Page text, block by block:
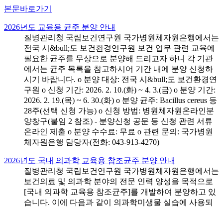
본문바로가기
2026년도 교육용 균주 분양 안내
질병관리청 국립보건연구원 국가병원체자원은행에서는
전국 시&bull;도 보건환경연구원 보건 업무 관련 교육에
필요한 균주를 무상으로 분양해 드리고자 하니 각 기관
에서는 균주 목록을 참고하시어 기간 내에 분양 신청하
시기 바랍니다. o 분양 대상: 전국 시&bull;도 보건환경연
구원 o 신청 기간: 2026. 2. 10.(화) ~ 4. 3.(금) o 분양 기간:
2026. 2. 19.(목) ~ 6. 30.(화) o 분양 균주: Bacillus cereus 등
28주(선택 신청 가능) o 신청 방법: 병원체자원온라인분
양창구(붙임 2 참조) - 분양신청 공문 등 신청 관련 서류
온라인 제출 o 분양 수수료: 무료 o 관련 문의: 국가병원
체자원은행 담당자(전화: 043-913-4270)
2026년도 국내 의과학 교육용 참조균주 분양 안내
질병관리청 국립보건연구원 국가병원체자원은행에서는
보건의료 및 의과학 분야의 전문 인력 양성을 목적으로
[국내 의과학 교육용 참조균주]를 개발하여 분양하고 있
습니다. 이에 다음과 같이 의과학미생물 실습에 사용되